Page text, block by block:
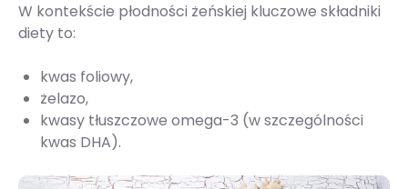
W kontekście płodności żeńskiej kluczowe składniki
diety to:
kwas foliowy,
żelazo,
kwasy tłuszczowe omega-3 (w szczególności
kwas DHA).